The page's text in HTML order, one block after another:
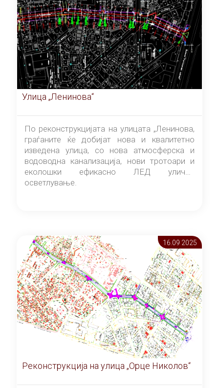
Улица „Ленинова“
По реконструкцијата на улицата „Ленинова,
граѓаните ќе добијат нова и квалитетно
изведена улица, со нова атмосферска и
водоводна канализација, нови тротоари и
еколошки ефикасно ЛЕД улично
осветлување.
16.09 2025
Реконструкција на улица „Орце Николов“